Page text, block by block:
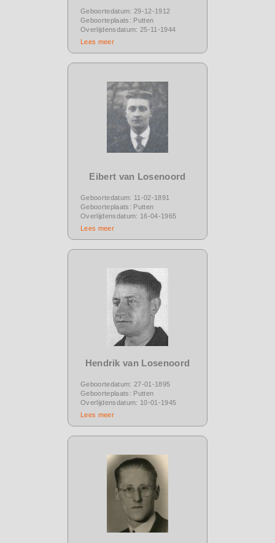
Geboortedatum: 29-12-1912
Geboorteplaats: Putten
Overlijdensdatum: 25-11-1944
Lees meer
Eibert van Losenoord
Geboortedatum: 11-02-1891
Geboorteplaats: Putten
Overlijdensdatum: 16-04-1965
Lees meer
Hendrik van Losenoord
Geboortedatum: 27-01-1895
Geboorteplaats: Putten
Overlijdensdatum: 10-01-1945
Lees meer